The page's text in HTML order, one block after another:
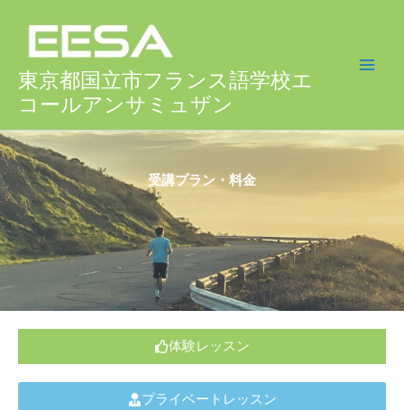
contenu
東京都国立市フランス語学校エ
コールアンサミュザン
受講プラン・料金
体験レッスン
プライベートレッスン